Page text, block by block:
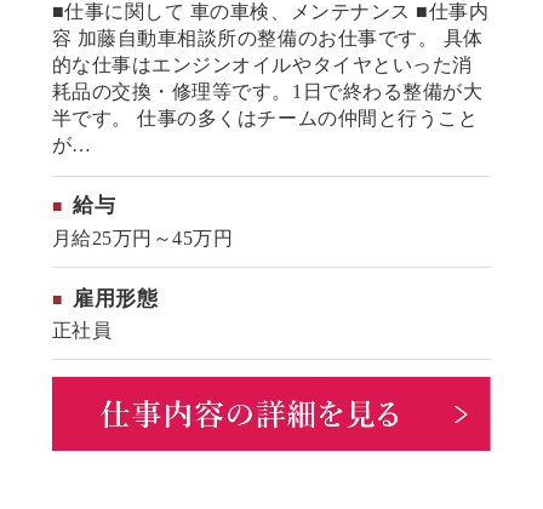
■仕事に関して 車の車検、メンテナンス ■仕事内
容 加藤自動車相談所の整備のお仕事です。 具体
的な仕事はエンジンオイルやタイヤといった消
耗品の交換・修理等です。1日で終わる整備が大
半です。 仕事の多くはチームの仲間と行うこと
が…
給与
月給25万円～45万円
雇用形態
正社員